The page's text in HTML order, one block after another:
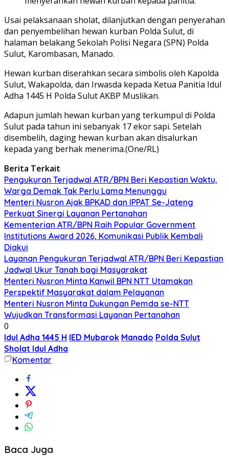
Usai pelaksanaan sholat, dilanjutkan dengan penyerahan
dan penyembelihan hewan kurban Polda Sulut, di
halaman belakang Sekolah Polisi Negara (SPN) Polda
Sulut, Karombasan, Manado.
Hewan kurban diserahkan secara simbolis oleh Kapolda
Sulut, Wakapolda, dan Irwasda kepada Ketua Panitia Idul
Adha 1445 H Polda Sulut AKBP Muslikan.
Adapun jumlah hewan kurban yang terkumpul di Polda
Sulut pada tahun ini sebanyak 17 ekor sapi. Setelah
disembelih, daging hewan kurban akan disalurkan
kepada yang berhak menerima.(One/RL)
Berita Terkait
Pengukuran Terjadwal ATR/BPN Beri Kepastian Waktu,
Warga Demak Tak Perlu Lama Menunggu
Menteri Nusron Ajak BPKAD dan IPPAT Se-Jateng
Perkuat Sinergi Layanan Pertanahan
Kementerian ATR/BPN Raih Popular Government
Institutions Award 2026, Komunikasi Publik Kembali
Diakui
Layanan Pengukuran Terjadwal ATR/BPN Beri Kepastian
Jadwal Ukur Tanah bagi Masyarakat
Menteri Nusron Minta Kanwil BPN NTT Utamakan
Perspektif Masyarakat dalam Pelayanan
Menteri Nusron Minta Dukungan Pemda se-NTT
Wujudkan Transformasi Layanan Pertanahan
0
Idul Adha 1445 H IED Mubarok Manado Polda Sulut
Sholat Idul Adha
Komentar
Baca Juga